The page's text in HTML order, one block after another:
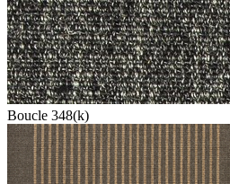
Boucle 348(k)